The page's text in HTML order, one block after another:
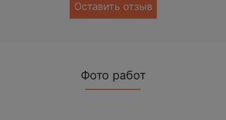
Оставить отзыв
Фото работ